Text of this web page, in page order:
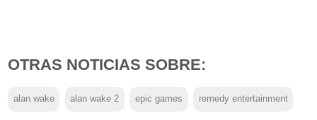
OTRAS NOTICIAS SOBRE:
alan wake alan wake 2 epic games remedy entertainment